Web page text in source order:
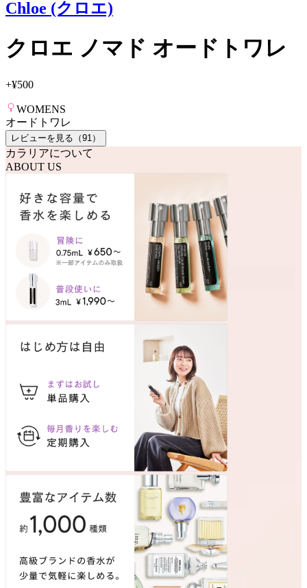
Chloe (クロエ)
クロエ ノマド オードトワレ
+¥500
WOMENS
オードトワレ
レビューを見る（91 ）
カラリアについて
ABOUT US